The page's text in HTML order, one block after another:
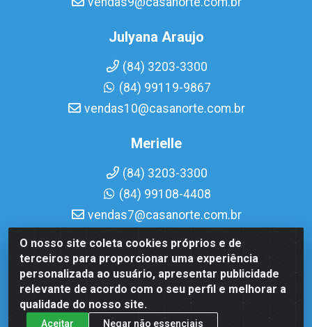
O nosso site coleta cookies próprios e de
terceiros para proporcionar uma experiência
personalizada ao usuário, apresentar publicidade
relevante de acordo com o seu perfil e melhorar a
qualidade do nosso site.
Aceitar Negar não essenciais
Julyana Araujo
(84) 3203-3300
(84) 99119-9867
vendas10@casanorte.com.br
Merielle
(84) 3203-3300
(84) 99108-4408
vendas7@casanorte.com.br
Casa Norte LTDA - Av. Interventor Mário Câmara, 1815 -
Dix-Sept Rosado, Natal/RN - CEP 59054-600 - CNPJ
08.713.513/0001-51